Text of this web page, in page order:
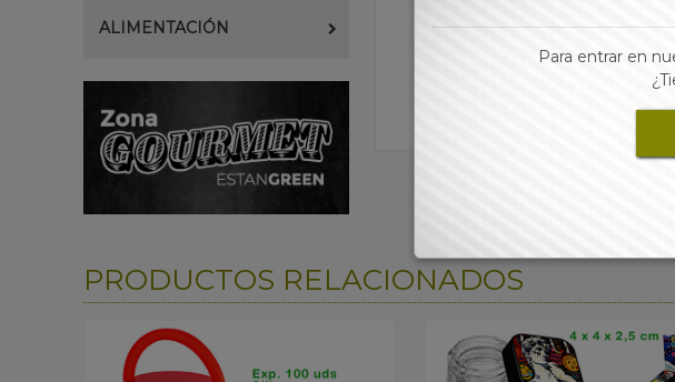
ALIMENTACIÓN
PRODUCTOS RELACIONADOS
Para entrar en